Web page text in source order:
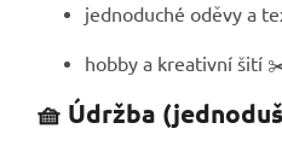
jednoduché oděvy a
hobby a kreativní šití
🧺 Údržba